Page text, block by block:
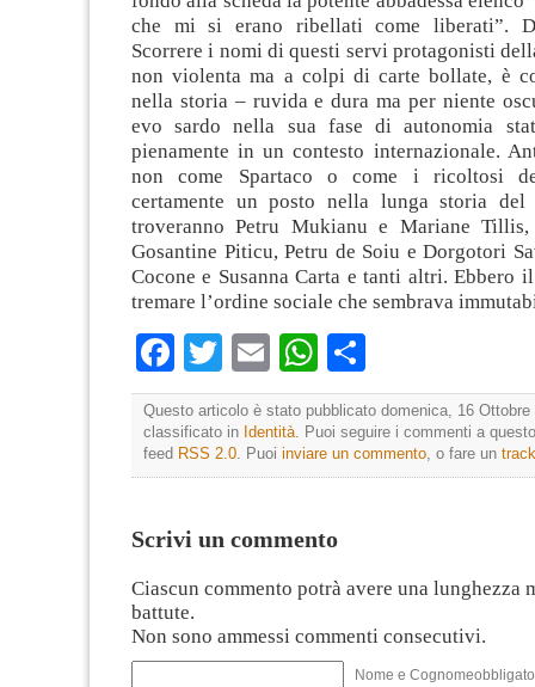
che mi si erano ribellati come liberati”.
Scorrere i nomi di questi servi protagonisti
non violenta ma a colpi di carte bollate, è
nella storia – ruvida e dura ma per niente
evo sardo nella sua fase di autonomia
pienamente in un contesto internazionale.
non come Spartaco o come i ricoltosi
certamente un posto nella lunga storia del
troveranno Petru Mukianu e Mariane Tillis,
Gosantine Piticu, Petru de Soiu e Dorgotori
Cocone e Susanna Carta e tanti altri. Ebbero
tremare l’ordine sociale che sembrava
Facebook
TwitterEmailWhatsApp
Questo articolo è stato pubblicato domenica, 16 Ottobre
classificato in Identità . Puoi seguire i commenti a
feed RSS 2.0 . Puoi inviare un commento , o fare un
Scrivi un commento
Ciascun commento potrà avere una lunghezza
battute.
Non sono ammessi commenti consecutivi.
Nome e